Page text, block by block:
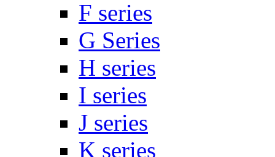
F series
G Series
H series
I series
J series
K series